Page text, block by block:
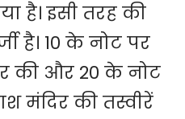
है। इसी तरह की
है। 10 के नोट पर
की और 20 के नोट
मंदिर की तस्वीरें